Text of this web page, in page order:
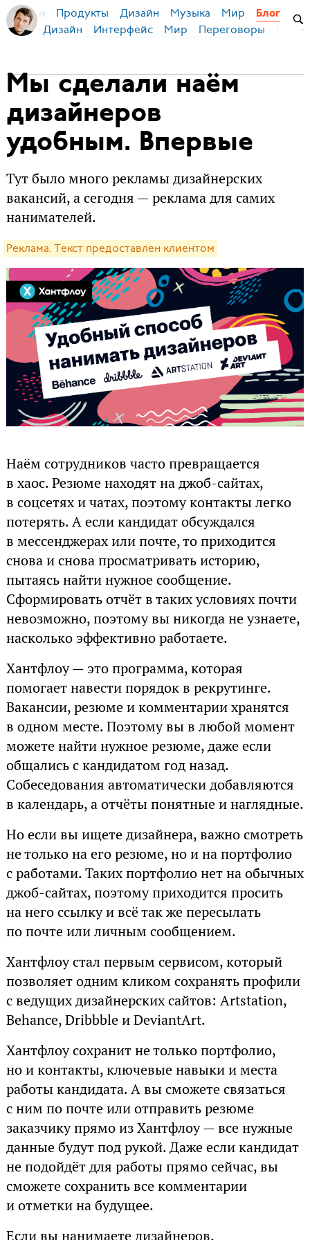
Бирман Продукты Дизайн Музыка Мир Блог
Дизайн Интерфейс Мир Переговоры
Мы сделали наём
дизайнеров
удобным. Впервые
Тут было много рекламы дизайнерских
вакансий, а сегодня — реклама для самих
нанимателей.
Реклама. Текст предоставлен клиентом
Наём сотрудников часто превращается
в хаос. Резюме находят на джоб-сайтах,
в соцсетях и чатах, поэтому контакты легко
потерять. А если кандидат обсуждался
в мессенджерах или почте, то приходится
снова и снова просматривать историю,
пытаясь найти нужное сообщение.
Сформировать отчёт в таких условиях почти
невозможно, поэтому вы никогда не узнаете,
насколько эффективно работаете.
Хантфлоу — это программа, которая
помогает навести порядок в рекрутинге.
Вакансии, резюме и комментарии хранятся
в одном месте. Поэтому вы в любой момент
можете найти нужное резюме, даже если
общались с кандидатом год назад.
Собеседования автоматически добавляются
в календарь, а отчёты понятные и наглядные.
Но если вы ищете дизайнера, важно смотреть
не только на его резюме, но и на портфолио
с работами. Таких портфолио нет на обычных
джоб-сайтах, поэтому приходится просить
на него ссылку и всё так же пересылать
по почте или личным сообщением.
Хантфлоу стал первым сервисом, который
позволяет одним кликом сохранять профили
с ведущих дизайнерских сайтов: Artstation,
Behance, Dribbble и DeviantArt.
Хантфлоу сохранит не только портфолио,
но и контакты, ключевые навыки и места
работы кандидата. А вы сможете связаться
с ним по почте или отправить резюме
заказчику прямо из Хантфлоу — все нужные
данные будут под рукой. Даже если кандидат
не подойдёт для работы прямо сейчас, вы
сможете сохранить все комментарии
и отметки на будущее.
Если вы нанимаете дизайнеров,